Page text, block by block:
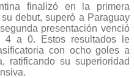
finalizó en la primera
debut, superó a Paraguay
presentación venció
4 a 0. Estos resultados le
con ocho goles a
ratificando su superioridad